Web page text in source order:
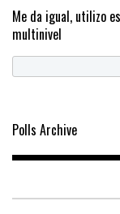
Me da igual, utilizo
multinivel
Polls Archive